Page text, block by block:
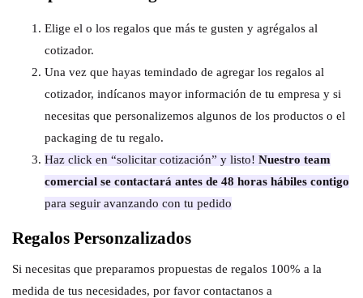
Elige el o los regalos que más te gusten y agrégalos al
cotizador.
Una vez que hayas temindado de agregar los regalos al
cotizador, indícanos mayor información de tu empresa y si
necesitas que personalizemos algunos de los productos o el
packaging de tu regalo.
Haz click en “solicitar cotización” y listo! Nuestro team
comercial se contactará antes de 48 horas hábiles contigo
para seguir avanzando con tu pedido
Regalos Personzalizados
Si necesitas que preparamos propuestas de regalos 100% a la
medida de tus necesidades, por favor contactanos a